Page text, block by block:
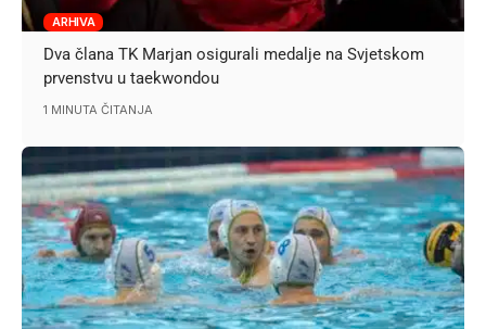
ARHIVA
Dva člana TK Marjan osigurali medalje na Svjetskom
prvenstvu u taekwondou
1 MINUTA ČITANJA